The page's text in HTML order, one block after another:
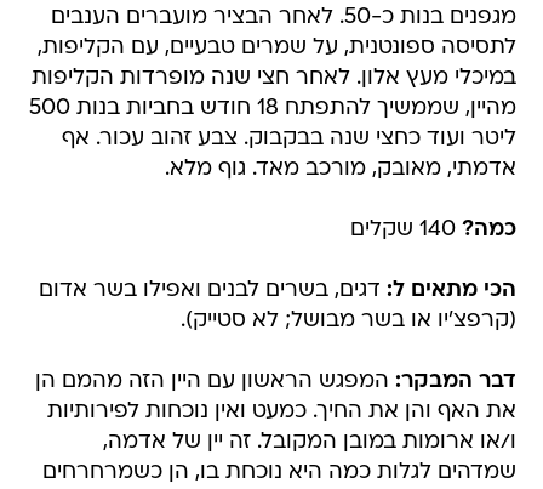
מגפנים בנות כ-50. לאחר הבציר מועברים הענבים
לתסיסה ספונטנית, על שמרים טבעיים, עם הקליפות,
במיכלי מעץ אלון. לאחר חצי שנה מופרדות הקליפות
מהיין, שממשיך להתפתח 18 חודש בחביות בנות 500
ליטר ועוד כחצי שנה בבקבוק. צבע זהוב עכור. אף
אדמתי, מאובק, מורכב מאד. גוף מלא.
כמה? 140 שקלים
הכי מתאים ל: דגים, בשרים לבנים ואפילו בשר אדום
(קרפצ'יו או בשר מבושל; לא סטייק).
דבר המבקר: המפגש הראשון עם היין הזה מהמם הן
את האף והן את החיך. כמעט ואין נוכחות לפירותיות
ו/או ארומות במובן המקובל. זה יין של אדמה,
שמדהים לגלות כמה היא נוכחת בו, הן כשמרחרחים